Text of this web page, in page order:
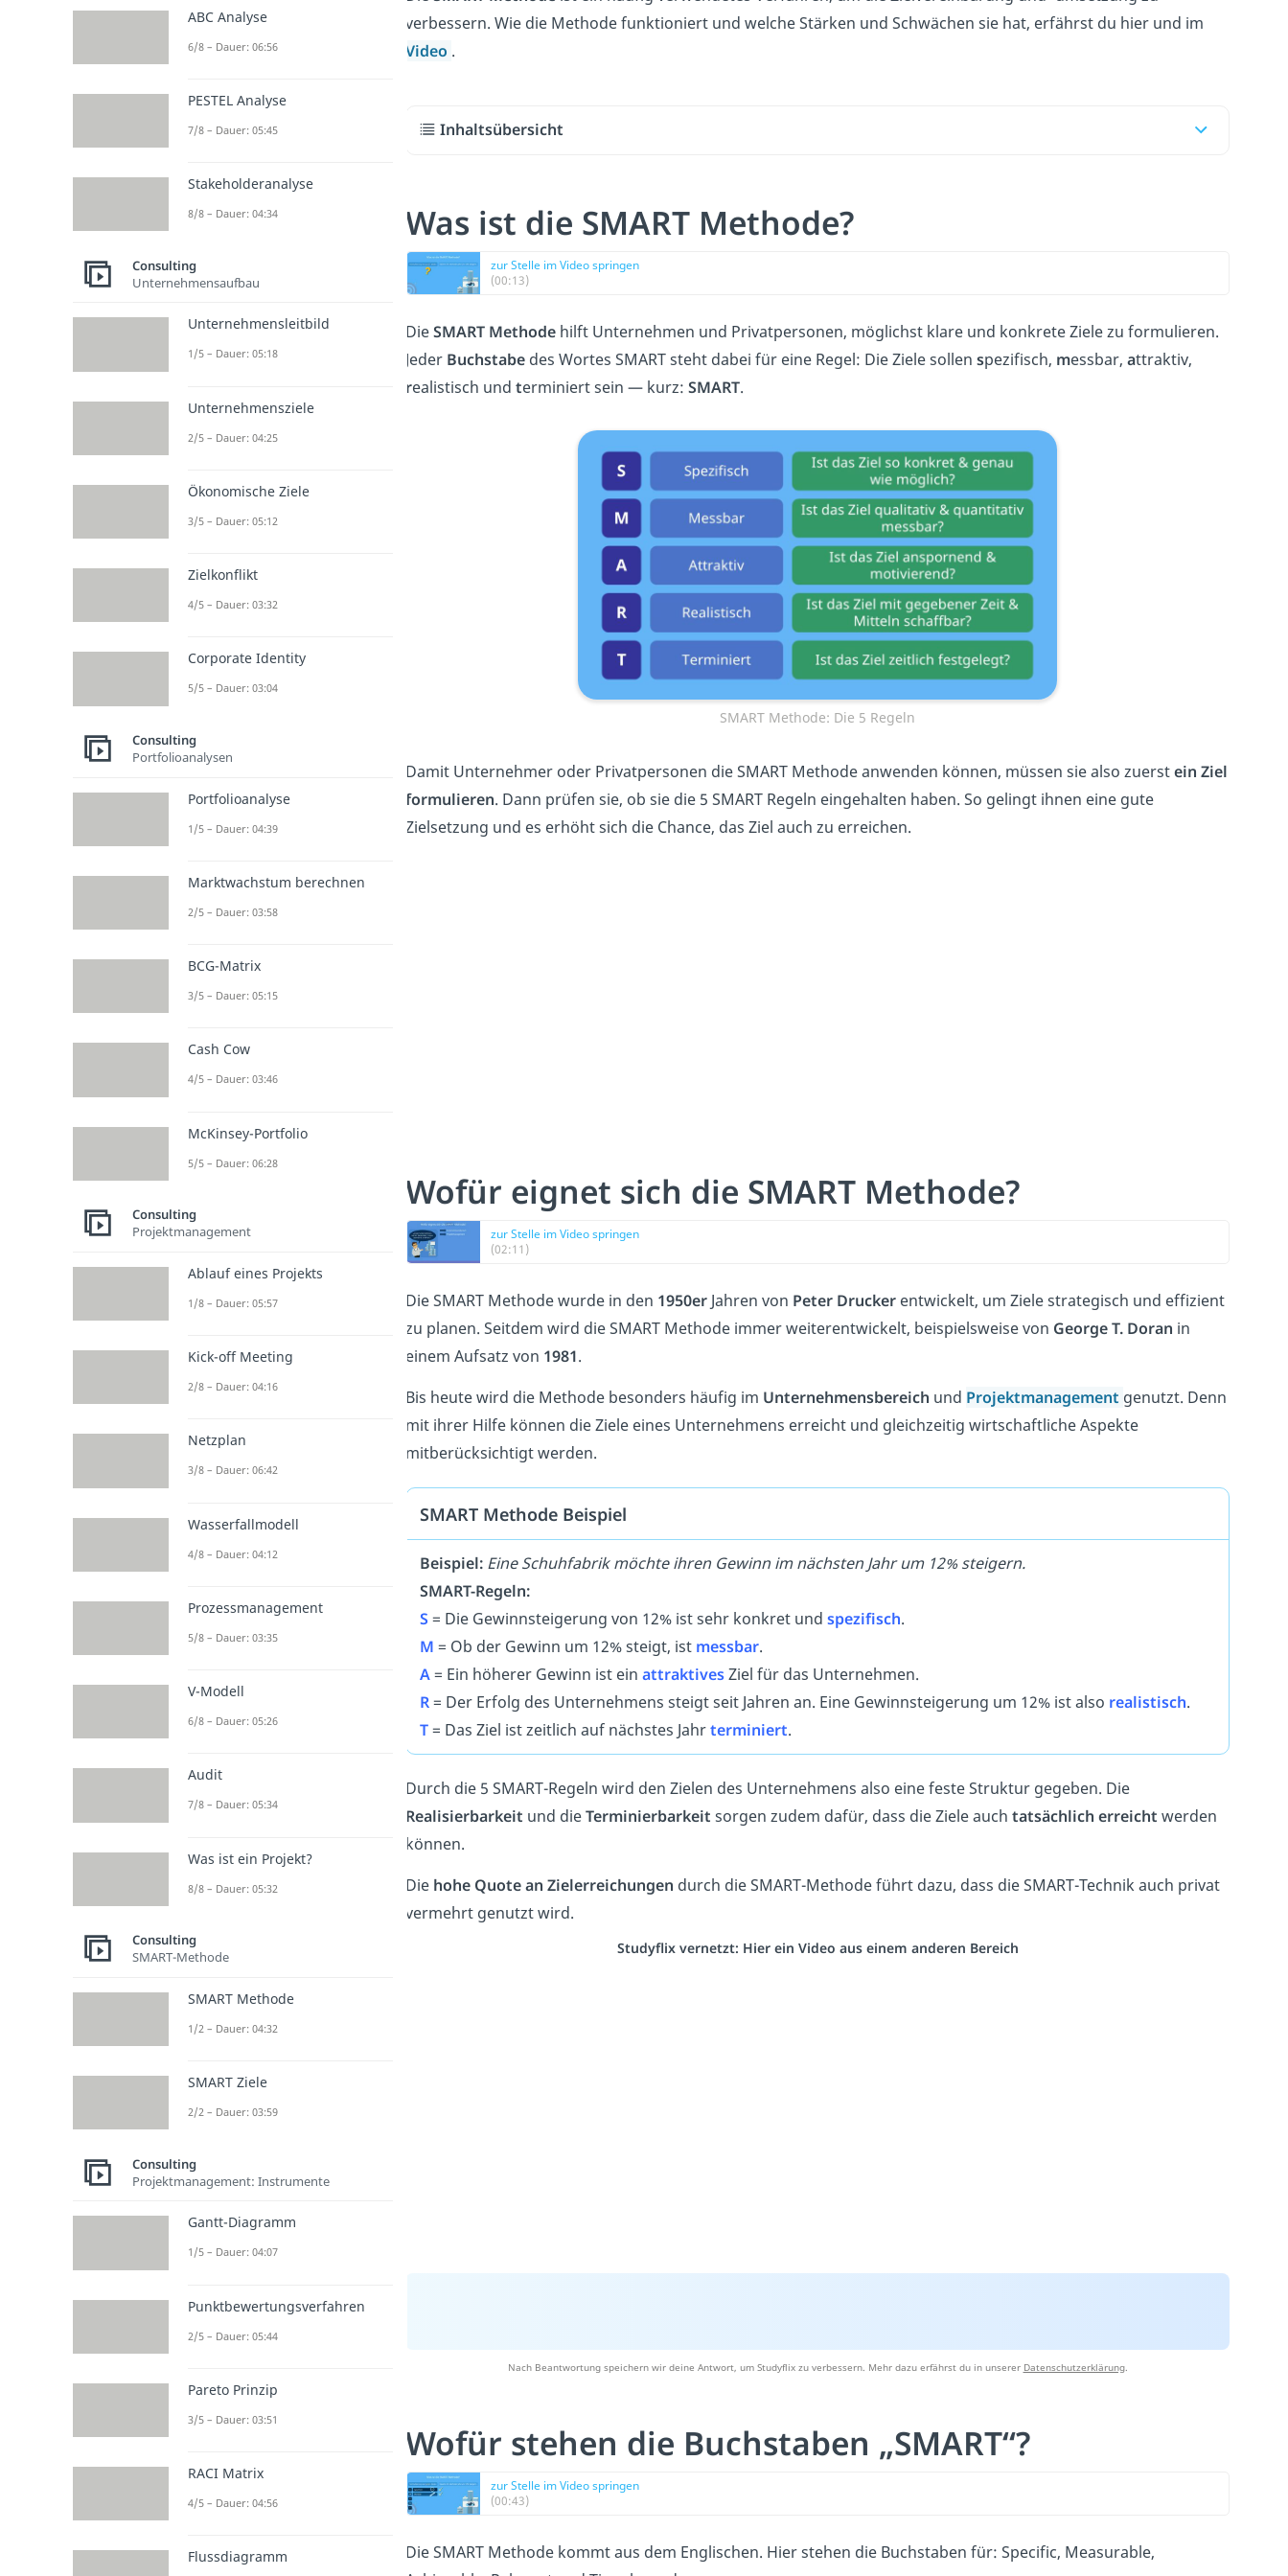
verbessern. Wie die Methode funktioniert und welche Stärken und Schwächen sie hat, erfährst du hier und im
Video .
Inhaltsübersicht
Was ist die SMART Methode?
zur Stelle im Video springen
(00:13)
DieSMART Methode hilft Unternehmen und Privatpersonen, möglichst klare und konkrete Ziele zu formulieren.
Jeder Buchstabe des Wortes SMART steht dabei für eine Regel: Die Ziele sollen spezifisch, messbar, attraktiv,
realistisch und terminiert sein — kurz: SMART.
SMART Methode: Die 5 Regeln
Damit Unternehmer oder Privatpersonen die SMART Methode anwenden können, müssen sie also zuerstein Ziel
formulieren. Dann prüfen sie, ob sie die 5 SMART Regeln eingehalten haben. So gelingt ihnen eine gute
Zielsetzung und es erhöht sich die Chance, das Ziel auch zu erreichen.
Wofür eignet sich die SMART Methode?
zur Stelle im Video springen
(02:11)
Die SMART Methode wurde in den 1950er Jahren von Peter Drucker entwickelt, um Ziele strategisch und effizient
zu planen. Seitdem wird die SMART Methode immer weiterentwickelt, beispielsweise von George T. Doran in
einem Aufsatz von 1981.
Bis heute wird die Methode besonders häufig im Unternehmensbereich und Projektmanagement genutzt. Denn
mit ihrer Hilfe können die Ziele eines Unternehmens erreicht und gleichzeitig wirtschaftliche Aspekte
mitberücksichtigt werden.
SMART Methode Beispiel
Beispiel: Eine Schuhfabrik möchte ihren Gewinn im nächsten Jahr um 12% steigern.
SMART-Regeln:
S = Die Gewinnsteigerung von 12% ist sehr konkret und spezifisch.
M = Ob der Gewinn um 12% steigt, ist messbar.
A= Ein höherer Gewinn ist ein attraktivesZiel für das Unternehmen.
R= Der Erfolg des Unternehmens steigt seit Jahren an. Eine Gewinnsteigerung um 12% ist also realistisch.
T= Das Ziel ist zeitlich auf nächstes Jahrterminiert.
Durch die 5 SMART-Regeln wird den Zielen des Unternehmens also eine feste Struktur gegeben. Die
Realisierbarkeit und dieTerminierbarkeit sorgen zudem dafür, dass die Ziele auch tatsächlich erreicht werden
können.
Die hohe Quote an Zielerreichungen durch die SMART-Methode führt dazu, dass die SMART-Technik auch privat
vermehrt genutzt wird.
Studyflix vernetzt: Hier ein Video aus einem anderen Bereich
Nach Beantwortung speichern wir deine Antwort, um Studyflix zu verbessern. Mehr dazu erfährst du in unserer Datenschutzerklärung.
Wofür stehen die Buchstaben „SMART“?
zur Stelle im Video springen
(00:43)
Die SMART Methode kommt aus dem Englischen. Hier stehen die Buchstaben für: Specific, Measurable,
ABC Analyse
6/8 – Dauer: 06:56
PESTEL Analyse
7/8 – Dauer: 05:45
Stakeholderanalyse
8/8 – Dauer: 04:34
Consulting
Unternehmensaufbau
Unternehmensleitbild
1/5 – Dauer: 05:18
Unternehmensziele
2/5 – Dauer: 04:25
Ökonomische Ziele
3/5 – Dauer: 05:12
Zielkonflikt
4/5 – Dauer: 03:32
Corporate Identity
5/5 – Dauer: 03:04
Consulting
Portfolioanalysen
Portfolioanalyse
1/5 – Dauer: 04:39
Marktwachstum berechnen
2/5 – Dauer: 03:58
BCG-Matrix
3/5 – Dauer: 05:15
Cash Cow
4/5 – Dauer: 03:46
McKinsey-Portfolio
5/5 – Dauer: 06:28
Consulting
Projektmanagement
Ablauf eines Projekts
1/8 – Dauer: 05:57
Kick-off Meeting
2/8 – Dauer: 04:16
Netzplan
3/8 – Dauer: 06:42
Wasserfallmodell
4/8 – Dauer: 04:12
Prozessmanagement
5/8 – Dauer: 03:35
V-Modell
6/8 – Dauer: 05:26
Audit
7/8 – Dauer: 05:34
Was ist ein Projekt?
8/8 – Dauer: 05:32
Consulting
SMART-Methode
SMART Methode
1/2 – Dauer: 04:32
SMART Ziele
2/2 – Dauer: 03:59
Consulting
Projektmanagement: Instrumente
Gantt-Diagramm
1/5 – Dauer: 04:07
Punktbewertungsverfahren
2/5 – Dauer: 05:44
Pareto Prinzip
3/5 – Dauer: 03:51
RACI Matrix
4/5 – Dauer: 04:56
Flussdiagramm